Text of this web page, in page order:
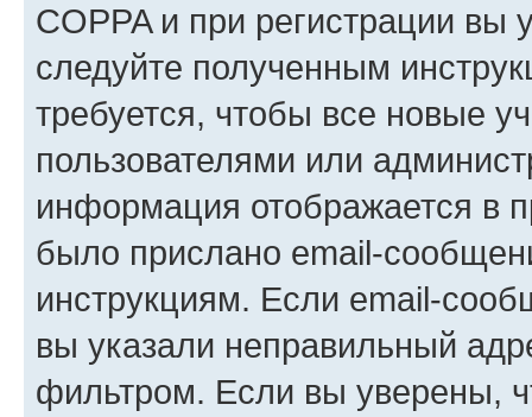
COPPA и при регистрации вы
следуйте полученным
требуется, чтобы все новые
пользователями или
информация отображается в
было прислано email-
инструкциям. Если email-
вы указали неправильный
фильтром. Если вы уверены,